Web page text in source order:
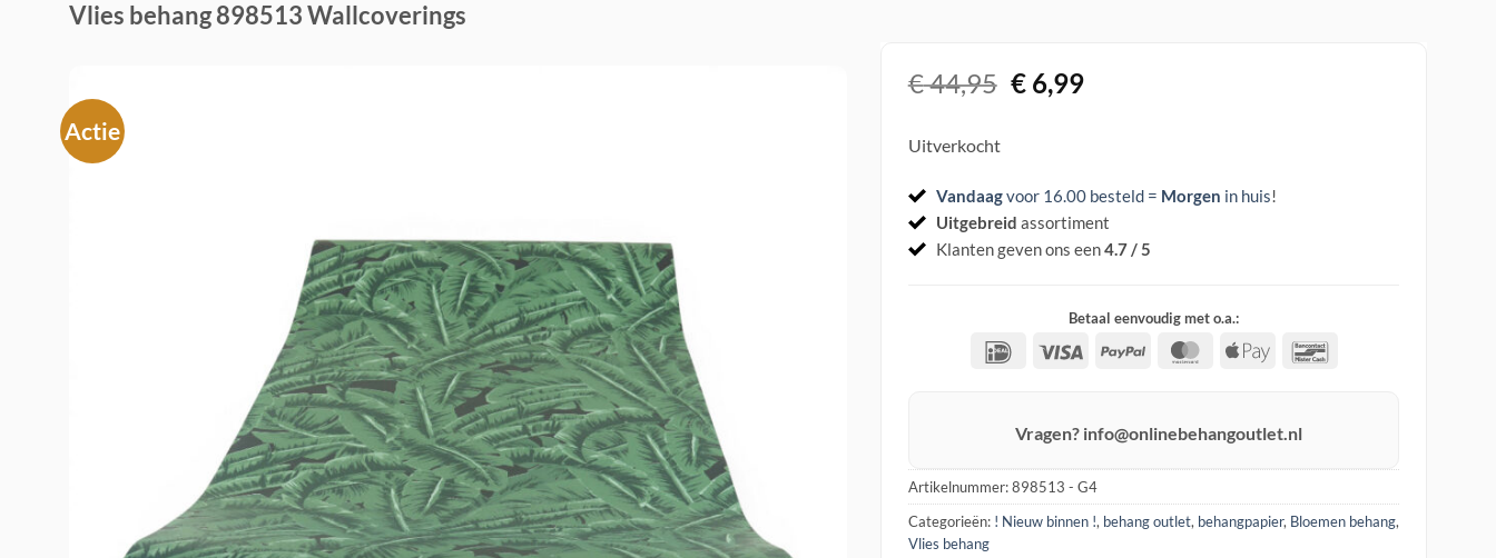
Vlies behang 898513 Wallcoverings
Actie
€44,95 Oorspronkelijke
prijs
€6,99Huidige
Uitverkocht
Vandaagvoor 16.00 besteld = Morgen in huis!
Uitgebreid assortiment
Klanten geven ons een4.7 / 5
Betaal eenvoudig met o.a.:
IDeal Visa PayPal MasterCard
Apple
Vragen? info@onlinebehangoutlet.nl
Artikelnummer:898513 - G4
Categorieën: ! Nieuw binnen !, behang outlet, behangpapier, Bloemen behang,
Vlies behang